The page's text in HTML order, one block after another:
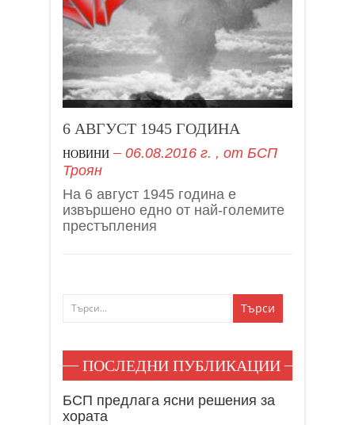
6 АВГУСТ 1945 ГОДИНА
НОВИНИ 06.08.2016 г. , от БСП
Троян
На 6 август 1945 година е
извършено едно от най-големите
престъпления
ПОСЛЕДНИ ПУБЛИКАЦИИ
БСП предлага ясни решения за
хората